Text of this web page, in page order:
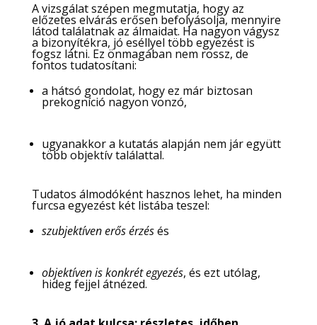
A vizsgálat szépen megmutatja, hogy az
előzetes elvárás erősen befolyásolja, mennyire
látod találatnak az álmaidat. Ha nagyon vágysz
a bizonyítékra, jó eséllyel több egyezést is
fogsz látni. Ez önmagában nem rossz, de
fontos tudatosítani:
a hátsó gondolat, hogy ez már biztosan
prekogníció nagyon vonzó,
ugyanakkor a kutatás alapján nem jár együtt
több objektív találattal.
Tudatos álmodóként hasznos lehet, ha minden
furcsa egyezést két listába teszel:
szubjektíven erős érzésés
objektíven is konkrét egyezés, és ezt utólag,
hideg fejjel átnézed.